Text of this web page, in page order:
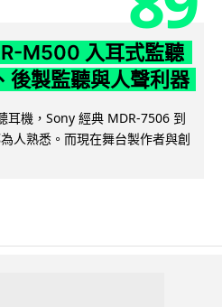
M500 入耳式監聽
後製監聽與人聲利器
耳機，Sony 經典 MDR-7506 到
人熟悉。而現在舞台製作者與創